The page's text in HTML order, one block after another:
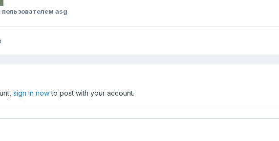
пользователем asg
sign in nowto post with your account.